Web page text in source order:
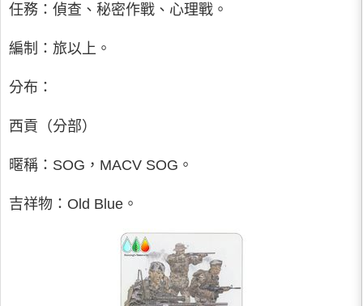
任務：偵查、秘密作戰、心理戰。
編制：旅以上。
分布：
西貢（分部）
暱稱：SOG，MACV SOG。
吉祥物：Old Blue。